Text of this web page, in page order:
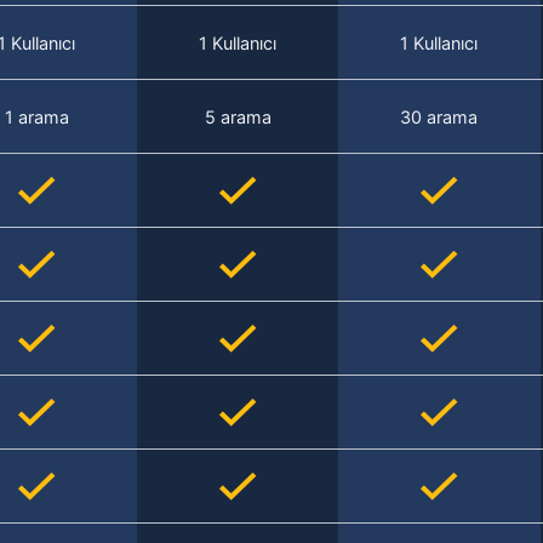
Kullanıcı 1 Kullanıcı 1 Kullanıcı
1 arama 5 arama 30 arama